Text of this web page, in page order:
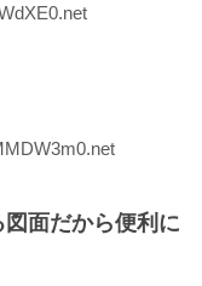
面だから便利に